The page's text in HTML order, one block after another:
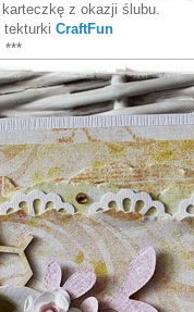
karteczkę z okazji ślubu.
tekturki CraftFun
***